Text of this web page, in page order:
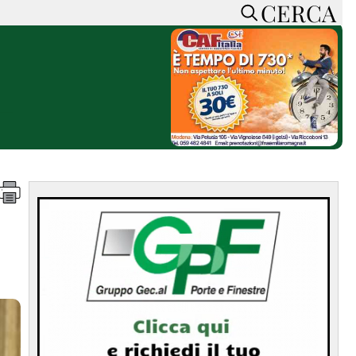
CERCA
ACCEDI o REGISTRATI
CONTATTI
SOSTIENI LA PRESSA
CONOSCI LA PRESSA
COOKIE POLICY
PRIVACY POLICY
FEED RSS
MAPPA DEL SITO
NORMATIVE
DEONTOLOGICHE
CERCA